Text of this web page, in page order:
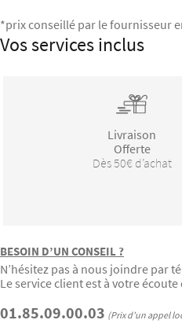
*prix conseillé par le fournisseur
Vos services inclus
Livraison
Offerte
Dès 50€ d’achat
BESOIN D’UN CONSEIL ?
N’hésitez pas à nous joindre par
Le service client est à votre
01.85.09.00.03 (Prix d’un appel